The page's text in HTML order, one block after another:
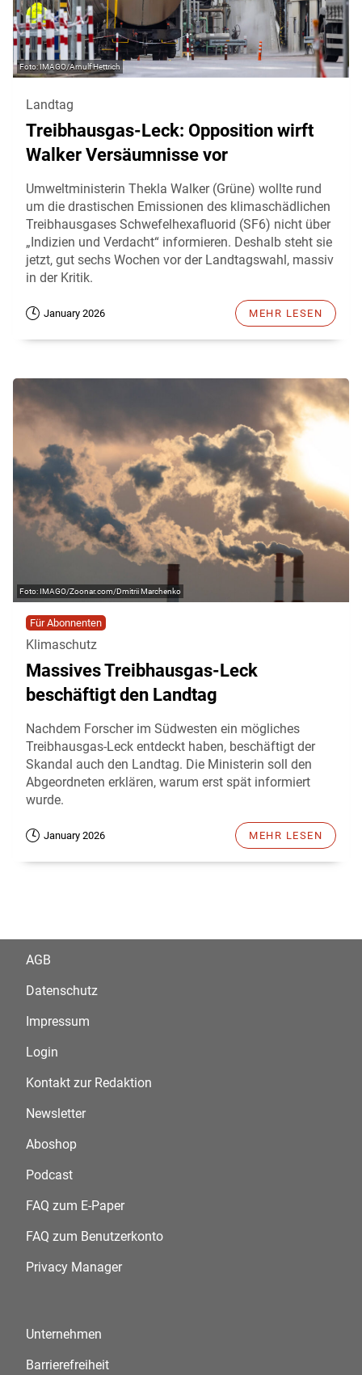
IMAGO/Arnulf Hettrich
Landtag
Treibhausgas-Leck: Opposition wirft
Walker Versäumnisse vor
Umweltministerin Thekla Walker (Grüne) wollte rund
um die drastischen Emissionen des klimaschädlichen
Treibhausgases Schwefelhexafluorid (SF6) nicht über
„Indizien und Verdacht“ informieren. Deshalb steht sie
jetzt, gut sechs Wochen vor der Landtagswahl, massiv
in der Kritik.
January 2026 MEHR LESEN
IMAGO/Zoonar.com/Dmitrii Marchenko
Für Abonnenten
Klimaschutz
Massives Treibhausgas-Leck
beschäftigt den Landtag
Nachdem Forscher im Südwesten ein mögliches
Treibhausgas-Leck entdeckt haben, beschäftigt der
Skandal auch den Landtag. Die Ministerin soll den
Abgeordneten erklären, warum erst spät informiert
wurde.
January 2026 MEHR LESEN
AGB
Datenschutz
Impressum
Login
Kontakt zur Redaktion
Newsletter
Aboshop
Podcast
FAQ zum E-Paper
FAQ zum Benutzerkonto
Privacy Manager
Unternehmen
Barrierefreiheit